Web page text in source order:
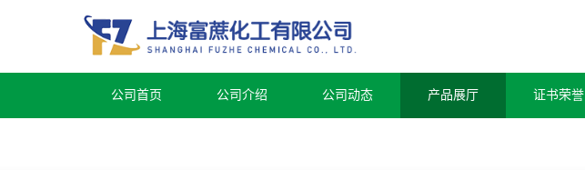
公司首页 公司介绍 公司动态 产品展厅 证书荣誉